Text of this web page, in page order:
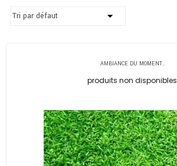
AMBIANCE DU MOMENT..
produits non disponibles